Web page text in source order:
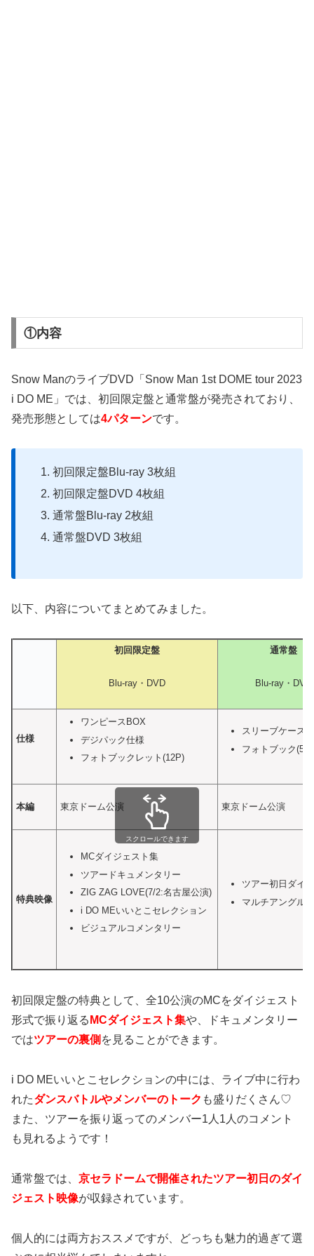
①内容
Snow ManのライブDVD「Snow Man 1st DOME tour 2023
i DO ME」では、初回限定盤と通常盤が発売されており、
発売形態としては4パターンです。
初回限定盤Blu-ray 3枚組
初回限定盤DVD 4枚組
通常盤Blu-ray 2枚組
通常盤DVD 3枚組
以下、内容についてまとめてみました。
初回限定盤
Blu-ray・DVD
通常盤
Blu-ray・DVD
仕様
ワンピースBOX
デジパック仕様
フォトブックレット(12P)
スリーブケース
フォトブック
本編 東京ドーム公演 東京ドーム公演
特典映像
MCダイジェスト集
ツアードキュメンタリー
ZIG ZAG LOVE(7/2:名古屋公演)
i DO MEいいとこセレクション
ビジュアルコメンタリー
ツアー初日ダイ
マルチアングル
スクロールできます
初回限定盤の特典として、全10公演のMCをダイジェスト
形式で振り返る MCダイジェスト集や、ドキュメンタリー
ではツアーの裏側 を見ることができます。
i DO MEいいとこセレクションの中には、ライブ中に行わ
れたダンスバトルやメンバーのトーク も盛りだくさん♡
また、ツアーを振り返ってのメンバー1人1人のコメント
も見れるようです！
通常盤では、 京セラドームで開催されたツアー初日のダイ
ジェスト映像が収録されています。
個人的には両方おススメですが、どっちも魅力的過ぎて選